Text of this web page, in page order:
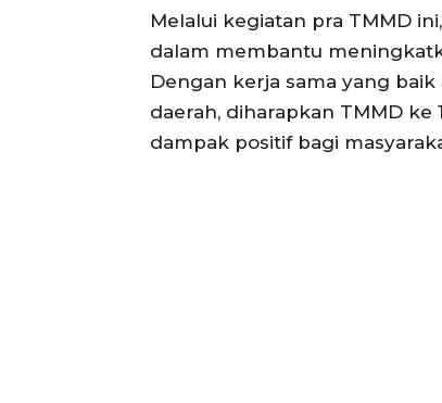
Melalui kegiatan pra TMMD
dalam membantu
Dengan kerja sama yang
daerah, diharapkan TMMD
dampak positif bagi